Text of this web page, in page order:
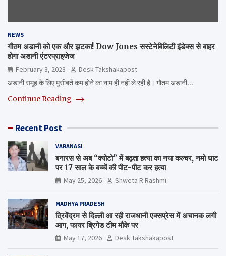
NEWS
गौतम अडानी को एक और झटका! Dow Jones सस्टेनेबिलिटी इंडेक्स से बाहर
होगा अडानी एंटरप्राइजेज
February 3, 2023
Desk Takshakapost
अडानी समूह के लिए मुसीबतें कम होने का नाम ही नहीं ले रही है। गौतम अडानी…
Continue Reading
Recent Post
VARANASI
बनारस से अब “क्योटो” में बढ़ता हत्या का नया कल्चर, नमो घाट
पर 17 साल के बच्चें की पीट-पीट कर हत्या
May 25, 2026 Shweta R Rashmi
MADHYA PRADESH
त्रिवेंद्रम से दिल्ली आ रही राजधानी एक्सप्रेस में अचानक लगी
आग, फायर ब्रिगेड टीम मौके पर
May 17, 2026 Desk Takshakapost